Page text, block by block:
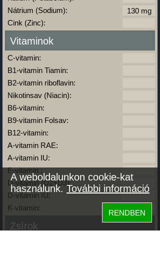
Nátrium (Sodium):
Cink (Zinc):
Vitaminok
C-vitamin:
B1-vitamin Tiamin:
B2-vitamin riboflavin:
Nikotinsav (Niacin):
B6-vitamin:
B9-vitamin Folsav:
B12-vitamin:
A-vitamin RAE:
A-vitamin IU:
E-vitamin :
D-vitamin (D2+D3):
D-vitamin IU:
K-vitamin:
Zsírok
A weboldalunkon cookie-kat
használunk.További információ
RENDBEN